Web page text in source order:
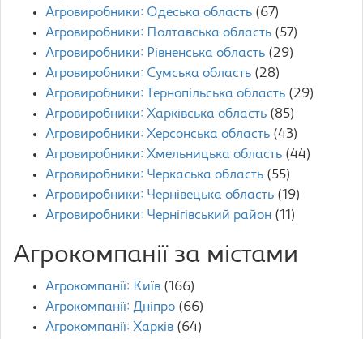
Агровиробники: Одеська область (67)
Агровиробники: Полтавська область (57)
Агровиробники: Рівненська область (29)
Агровиробники: Сумська область (28)
Агровиробники: Тернопільська область (29)
Агровиробники: Харківська область (85)
Агровиробники: Херсонська область (43)
Агровиробники: Хмельницька область (44)
Агровиробники: Черкаська область (55)
Агровиробники: Чернівецька область (19)
Агровиробники: Чернігівський район (11)
Агрокомпанії за містами
Агрокомпанії: Київ (166)
Агрокомпанії: Дніпро (66)
Агрокомпанії: Харків (64)